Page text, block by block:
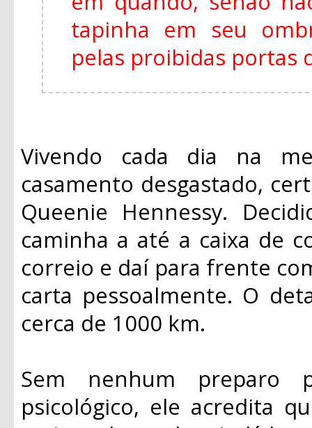
tapinha em seu
pelas proibidas portas
Vivendo cada dia na
casamento desgastado,
Queenie Hennessy.
caminha a até a caixa de
correio e daí para frente
carta pessoalmente. O
cerca de 1000 km.
Sem nenhum
psicológico, ele acredita